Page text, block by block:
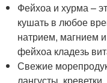
Фейхоа и хурма –
кушать в любое
натрием, магнием
фейхоа кладезь
Свежие